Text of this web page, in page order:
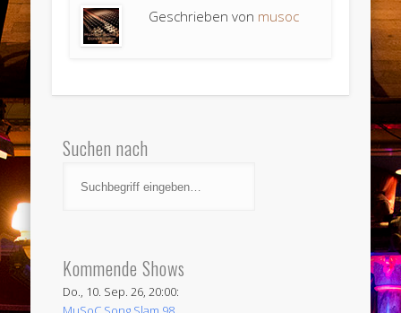
Geschrieben von musoc
Suchen nach
Kommende Shows
Do., 10. Sep. 26, 20:00: